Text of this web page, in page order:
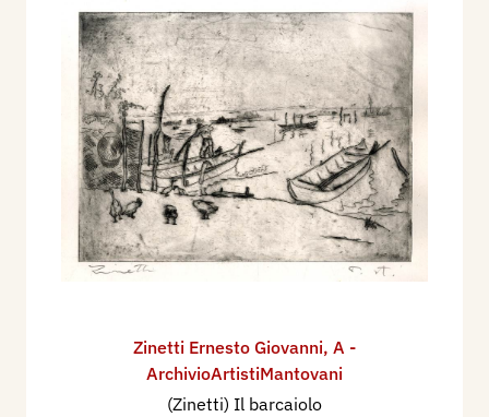
Zinetti Ernesto Giovanni, A -
ArchivioArtistiMantovani
(Zinetti) Il barcaiolo